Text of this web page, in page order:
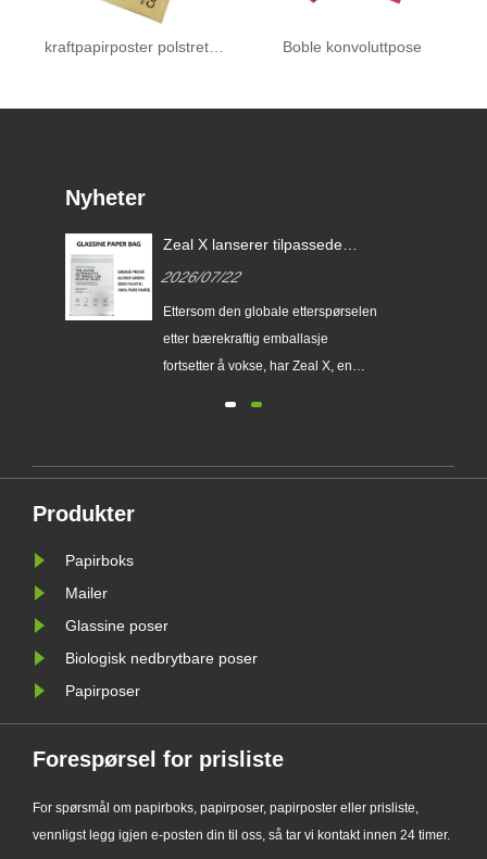
kraftpapirposter polstret med 100 % komposterbar bobleposter Boble konvoluttpose
Nyheter
Zeal X lanserer tilpassede
hjelpe globale merkevarer med
å erstatte
engangsplastemballasje
2026/07/22
Ettersom den globale etterspørselen
etter bærekraftig emballasje
fortsetter å vokse, har Zeal X, en
Paper Bag-serie. Designet som et
Produkter
Papirboks
Mailer
Glassine poser
Biologisk nedbrytbare poser
Papirposer
Forespørsel for prisliste
For spørsmål om papirboks, papirposer, papirposter eller prisliste,
vennligst legg igjen e-posten din til oss, så tar vi kontakt innen 24 timer.